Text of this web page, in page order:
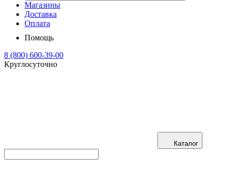
Магазины
Доставка
Оплата
Помощь
8 (800) 600-39-00
Круглосуточно
Каталог